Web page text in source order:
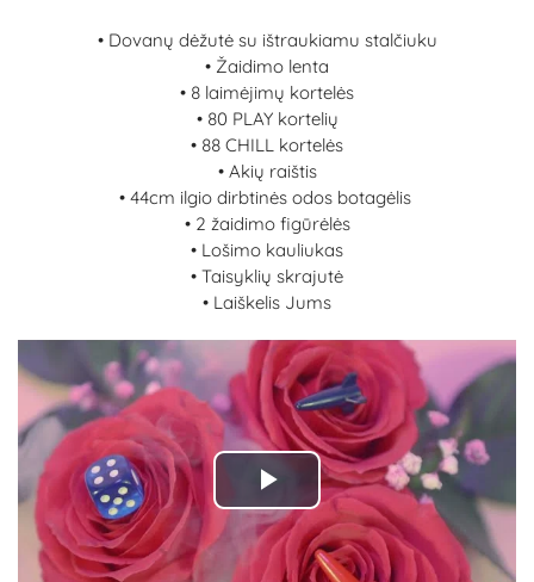
• Dovanų dėžutė su ištraukiamu stalčiuku
• Žaidimo lenta
• 8 laimėjimų kortelės
• 80 PLAY kortelių
• 88 CHILL kortelės
• Akių raištis
• 44cm ilgio dirbtinės odos botagėlis
• 2 žaidimo figūrėlės
• Lošimo kauliukas
• Taisyklių skrajutė
• Laiškelis Jums
Play
Video